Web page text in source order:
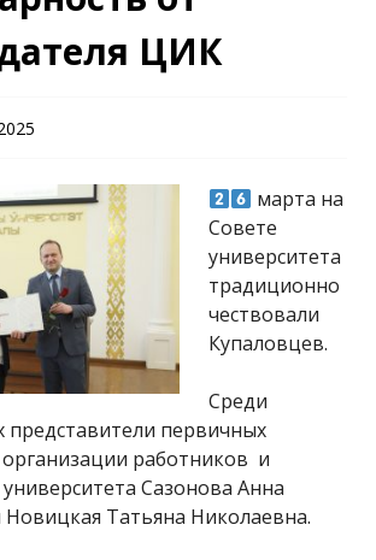
имени
Купалы"
ЦИК
марта на
Совете
университета
традиционно
чествовали
Купаловцев.
Среди
представители первичных
работников и
Сазонова Анна
Татьяна Николаевна.